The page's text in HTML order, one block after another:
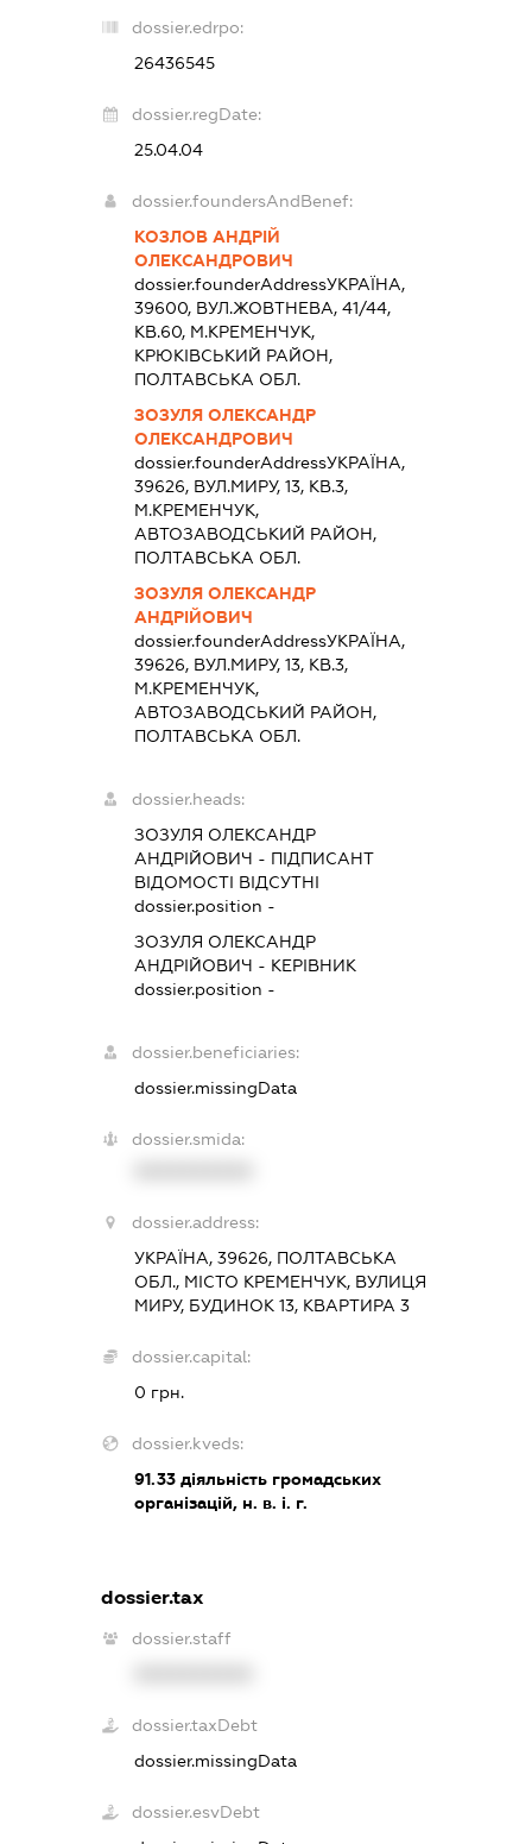
dossier.edrpo:
26436545
dossier.regDate:
25.04.04
dossier.foundersAndBenef:
КОЗЛОВ АНДРІЙ
ОЛЕКСАНДРОВИЧ
dossier.founderAddressУКРАЇНА,
39600, ВУЛ.ЖОВТНЕВА, 41/44,
КВ.60, М.КРЕМЕНЧУК,
КРЮКІВСЬКИЙ РАЙОН,
ПОЛТАВСЬКА ОБЛ.
ЗОЗУЛЯ ОЛЕКСАНДР
ОЛЕКСАНДРОВИЧ
dossier.founderAddressУКРАЇНА,
39626, ВУЛ.МИРУ, 13, КВ.3,
М.КРЕМЕНЧУК,
АВТОЗАВОДСЬКИЙ РАЙОН,
ПОЛТАВСЬКА ОБЛ.
ЗОЗУЛЯ ОЛЕКСАНДР
АНДРІЙОВИЧ
dossier.founderAddressУКРАЇНА,
39626, ВУЛ.МИРУ, 13, КВ.3,
М.КРЕМЕНЧУК,
АВТОЗАВОДСЬКИЙ РАЙОН,
ПОЛТАВСЬКА ОБЛ.
dossier.heads:
ЗОЗУЛЯ ОЛЕКСАНДР
АНДРІЙОВИЧ - ПІДПИСАНТ
ВІДОМОСТІ ВІДСУТНІ
dossier.position -
ЗОЗУЛЯ ОЛЕКСАНДР
АНДРІЙОВИЧ - КЕРІВНИК
dossier.position -
dossier.beneficiaries:
dossier.missingData
dossier.smida:
dossier.address:
УКРАЇНА, 39626, ПОЛТАВСЬКА
ОБЛ., МІСТО КРЕМЕНЧУК, ВУЛИЦЯ
МИРУ, БУДИНОК 13, КВАРТИРА 3
dossier.capital:
0 грн.
dossier.kveds:
91.33діяльність громадських
організацій, н. в. і. г.
dossier.tax
dossier.staff
dossier.taxDebt
dossier.missingData
dossier.esvDebt